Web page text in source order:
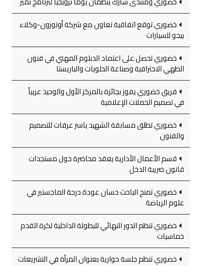
خضوري توقع اتفاقية تعاون مع شركة أوتوزون-وكلاء
بيجو للسيارات
خضوري تحصل على اعتماد الدبلوم المهني في فنون
الطهي الاحترافية وصناعة الحلويات والباريستا
فريق خضوري يفوز بجائزة بالمركز الأول والوحيد عربياً
في تصميم الحملات الإعلامية
خضوري تطلق مسابقة الشهيد ياسر عرفات للتصميم
والفنون
قسم الأعمال الأدارية يعقد محاضرة حول مستجدات
قانون ضريبة الدخل
خضوري تمنح الباحث حسان عودة درجة الماجستير في
علوم الرياضة
خضوري تنظم الدور النهائي للبطولة الداخلية لكرة القدم
خماسيات
خضوري تنظم جلسة حوارية بعنوان المرأة في التشريعات